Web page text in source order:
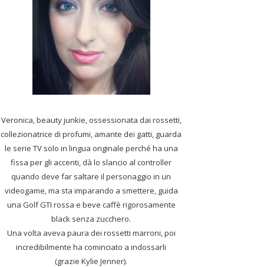
Veronica, beauty junkie, ossessionata dai rossetti,
collezionatrice di profumi, amante dei gatti, guarda
le serie TV solo in lingua originale perché ha una
fissa per gli accenti, dà lo slancio al controller
quando deve far saltare il personaggio in un
videogame, ma sta imparando a smettere, guida
una Golf GTI rossa e beve caffè rigorosamente
black senza zucchero.
Una volta aveva paura dei rossetti marroni, poi
incredibilmente ha cominciato a indossarli
(grazie Kylie Jenner).